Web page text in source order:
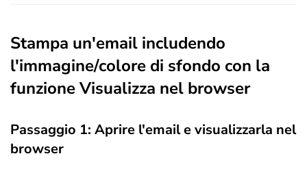
Stampa un'email includendo
l'immagine/colore di sfondo con la
funzione Visualizza nel browser
Passaggio 1: Aprire l'email e visualizzarla nel
browser